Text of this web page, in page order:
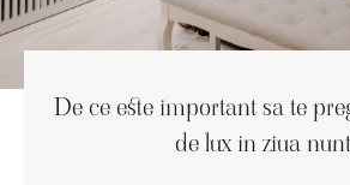
De ce este important sa te
de lux in ziua